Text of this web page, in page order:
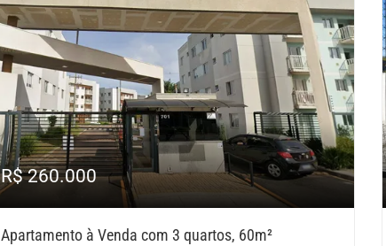
R$ 260.000
Apartamento à Venda com 3 quartos, 60m²